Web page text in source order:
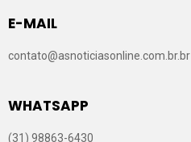
E-MAIL
contato@asnoticiasonline.com.br.br
WHATSAPP
(31) 98863-6430